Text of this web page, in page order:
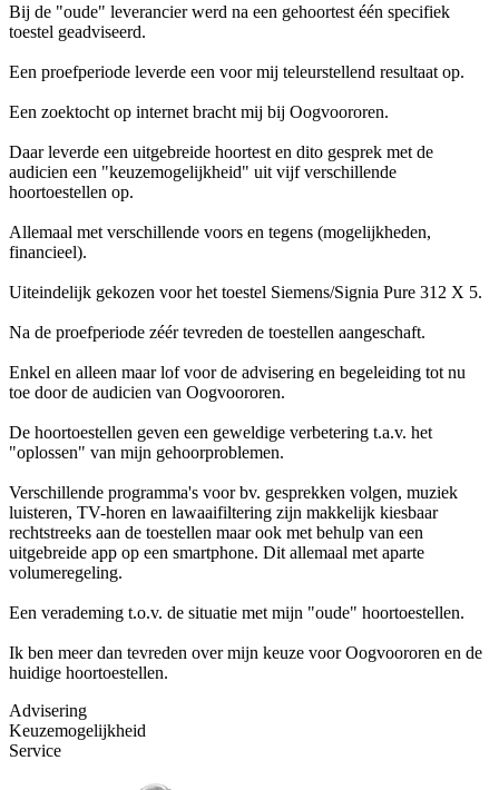
Bij de "oude" leverancier werd na een gehoortest één specifiek
toestel geadviseerd.
Een proefperiode leverde een voor mij teleurstellend resultaat op.
Een zoektocht op internet bracht mij bij Oogvoororen.
Daar leverde een uitgebreide hoortest en dito gesprek met de
audicien een "keuzemogelijkheid" uit vijf verschillende
hoortoestellen op.
Allemaal met verschillende voors en tegens (mogelijkheden,
financieel).
Uiteindelijk gekozen voor het toestel Siemens/Signia Pure 312 X 5.
Na de proefperiode zéér tevreden de toestellen aangeschaft.
Enkel en alleen maar lof voor de advisering en begeleiding tot nu
toe door de audicien van Oogvoororen.
De hoortoestellen geven een geweldige verbetering t.a.v. het
"oplossen" van mijn gehoorproblemen.
Verschillende programma's voor bv. gesprekken volgen, muziek
luisteren, TV-horen en lawaaifiltering zijn makkelijk kiesbaar
rechtstreeks aan de toestellen maar ook met behulp van een
uitgebreide app op een smartphone. Dit allemaal met aparte
volumeregeling.
Een verademing t.o.v. de situatie met mijn "oude" hoortoestellen.
Ik ben meer dan tevreden over mijn keuze voor Oogvoororen en de
huidige hoortoestellen.
Advisering
Keuzemogelijkheid
Service